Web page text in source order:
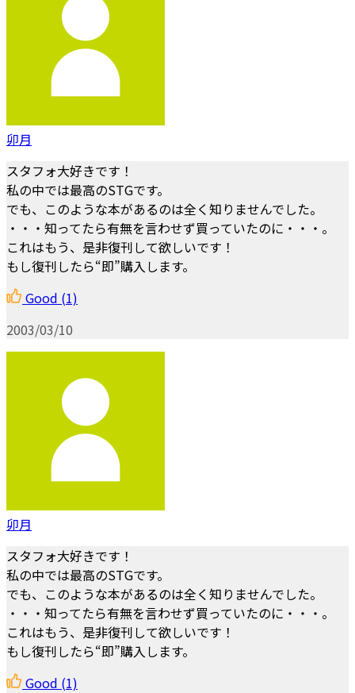
卯月
スタフォ大好きです！
私の中では最高のSTGです。
でも、このような本があるのは全く知りませんでした。
・・・知ってたら有無を言わせず買っていたのに・・・。
これはもう、是非復刊して欲しいです！
もし復刊したら“即”購入します。
Good (1)
2003/03/10
卯月
スタフォ大好きです！
私の中では最高のSTGです。
でも、このような本があるのは全く知りませんでした。
・・・知ってたら有無を言わせず買っていたのに・・・。
これはもう、是非復刊して欲しいです！
もし復刊したら“即”購入します。
Good (1)